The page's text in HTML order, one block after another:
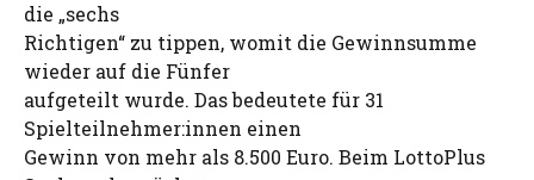
die „sechs
Richtigen“ zu tippen, womit die Gewinnsumme
wieder auf die Fünfer
aufgeteilt wurde. Das bedeutete für 31
Spielteilnehmer:innen einen
Gewinn von mehr als 8.500 Euro. Beim LottoPlus